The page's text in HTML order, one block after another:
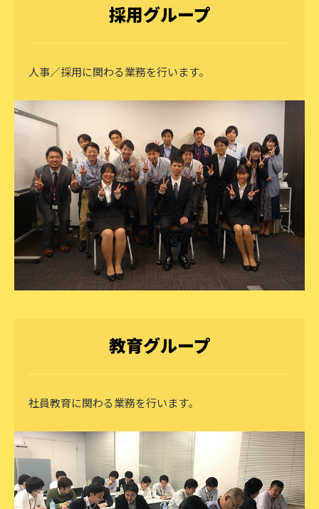
採用グループ
人事／採用に関わる業務を行います。
教育グループ
社員教育に関わる業務を行います。